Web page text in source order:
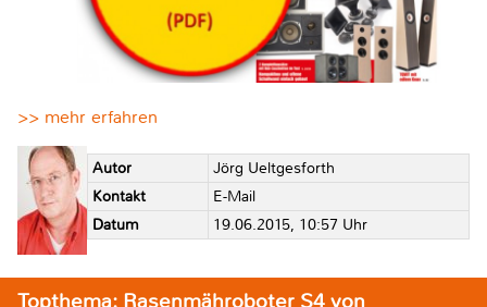
>> mehr erfahren
Autor
Jörg Ueltgesforth
Kontakt
E-Mail
Datum
19.06.2015, 10:57 Uhr
Topthema: Rasenmähroboter S4 von